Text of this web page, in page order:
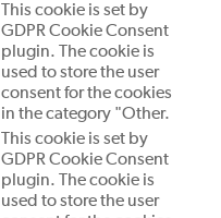
This cookie is set by
GDPR Cookie Consent
plugin. The cookie is
used to store the user
consent for the cookies
in the category "Other.
This cookie is set by
GDPR Cookie Consent
plugin. The cookie is
used to store the user